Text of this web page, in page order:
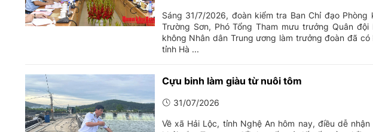
Sáng 31/7/2026, đoàn kiểm tra Ban Chỉ đạo
Trường Sơn, Phó Tổng Tham mưu trưởng Quân
không Nhân dân Trung ương làm trưởng đoàn đã
tỉnh Hà ...
Cựu binh làm giàu từ nuôi tôm
31/07/2026
Về xã Hải Lộc, tỉnh Nghệ An hôm nay, điều dễ